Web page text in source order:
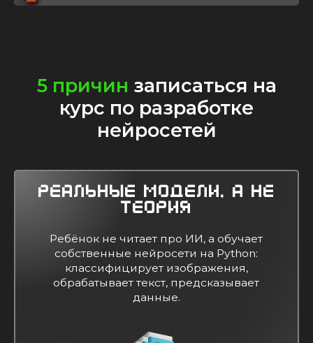
5 причин записаться на
курс по разработке
нейросетей
Реальные модели, а не
теория
Ребёнок не читает про ИИ, а обучает
собственные нейросети на Python:
классифицирует изображения,
обрабатывает текст, предсказывает
данные.